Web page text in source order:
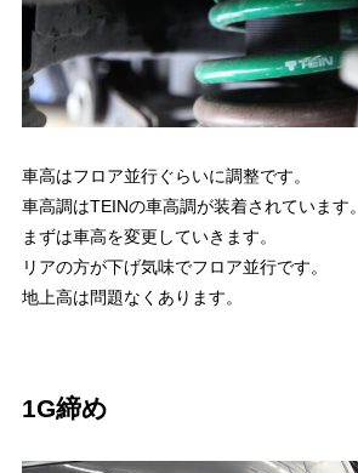
車高はフロア並行ぐらいに調整です。
車高調はTEINの車高調が装着されています。
まずは車高を変更していきます。
リアの方が下げ気味でフロア並行です。
地上高は問題なくあります。
1G締め